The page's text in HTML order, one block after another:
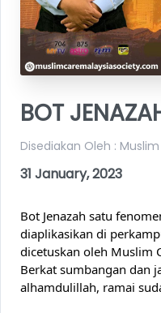
BOT
Disediakan Oleh :
31 January, 2023
Bot Jenazah satu
diaplikasikan di
dicetuskan oleh Muslim
Berkat sumbangan dan
alhamdulillah, ramai